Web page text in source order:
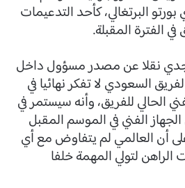
البرتغالي، كأحد التدعيمات
الفترة المقبلة.
نقلا عن مصدر مسؤول داخل
السعودي لا تفكر نهائيا في
الحالي للفريق، وأنه سيستمر في
الفني في الموسم المقبل
أن العالمي لم يتفاوض مع أي
لتولي المهمة خلفا